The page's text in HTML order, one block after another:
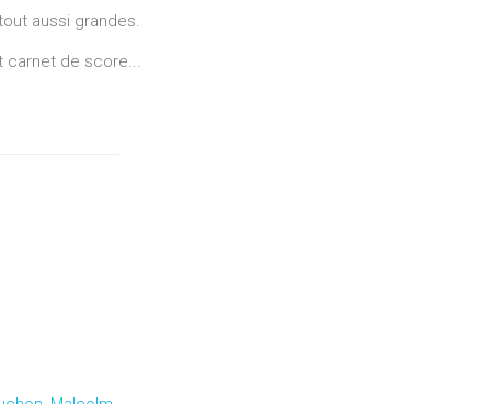
aussi grandes.
carnet de score...